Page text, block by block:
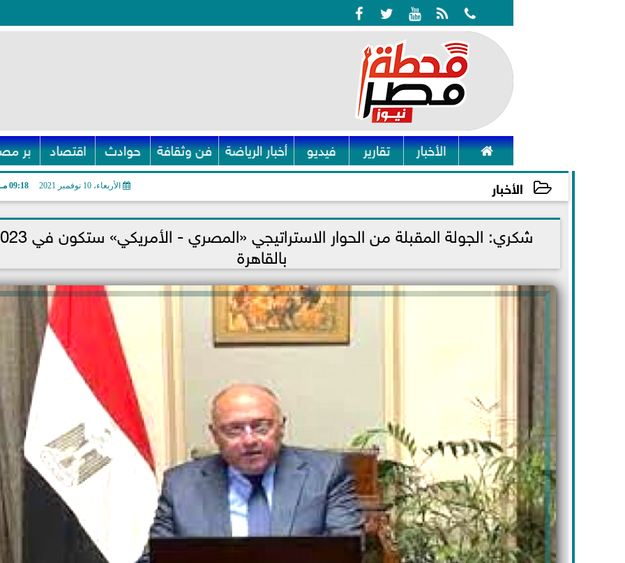
    
 الأخبار تقارير فيديو أخبار الرياضة فن وثقافة حوادث اقتصاد بر
الأخبار الأربعاء، 10 نوفمبر 2021 09:18 مـ
2021-11-10 21:18:20 شكري: الجولة المقبلة من الحوار الاستراتيجي
بالقاهرة